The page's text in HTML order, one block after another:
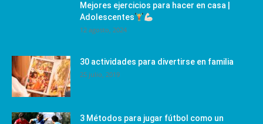
Mejores ejercicios para hacer en casa |
Adolescentes
12 agosto, 2024
30 actividades para divertirse en familia
25 julio, 2019
3 Métodos para jugar fútbol como un